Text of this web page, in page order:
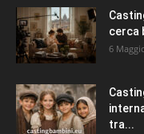
cerca
6
tra...